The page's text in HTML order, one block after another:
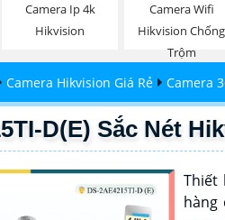
Camera Ip 4k
Hikvision
Camera Wifi
Hikvision Chống
Trộm
Camera Hikvision Giá Rẻ Camera
D(E) Sắc Nét
Thiết
hàng